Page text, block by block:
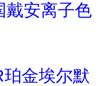
戴安离子色
金埃尔默